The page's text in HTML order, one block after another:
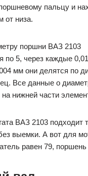
пальцу и
от низа.
поршни ВАЗ 2103
по 5, через каждые
мм они делятся по
Все данные о
на нижней части
ВАЗ 2103 подходит
выемки. А вот для
равен 79,